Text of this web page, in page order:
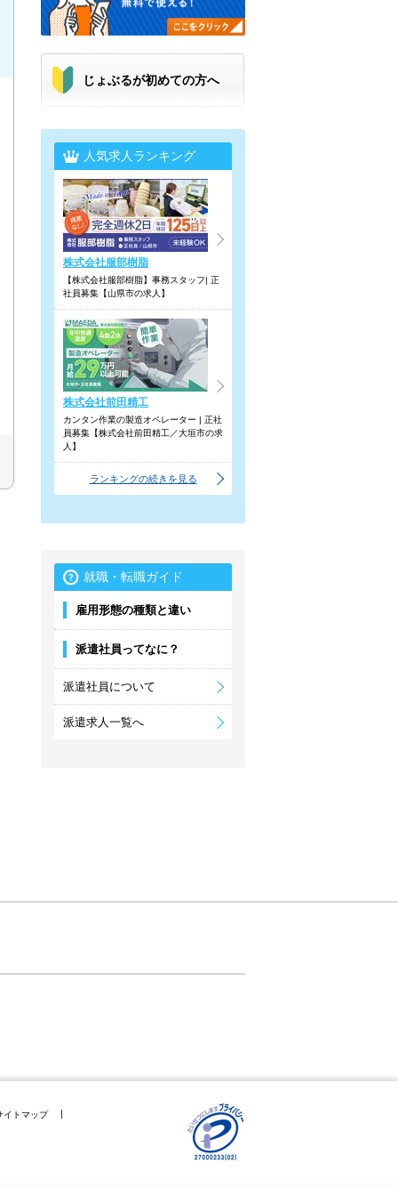
じょぶるが初めての方へ
人気求人ランキング
株式会社服部樹脂
【株式会社服部樹脂】事務スタッフ| 正
社員募集【山県市の求人】
株式会社前田精工
カンタン作業の製造オペレーター | 正社
員募集【株式会社前田精工／大垣市の求
人】
ランキングの続きを見る
就職・転職ガイド
雇用形態の種類と違い
派遣社員ってなに？
派遣社員について
派遣求人一覧へ
イトマップ